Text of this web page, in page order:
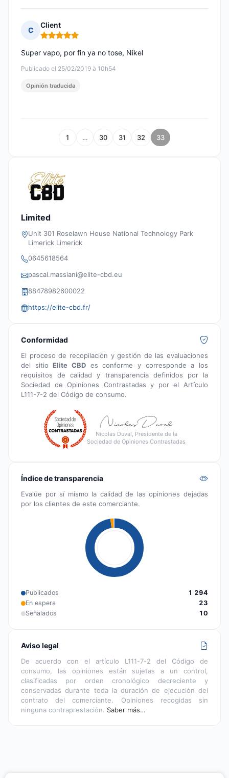
C
Client
Nota: 5 de 5
Publicado el 25/02/2019 à 10h54
Super vapo, por fin ya no tose, Nikel
Opinión traducida
1 … 30 31 32 33
Limited
Unit 301 Roselawn House National Technology Park
Limerick Limerick
0645618564
pascal.massiani@elite-cbd.eu
88478982600022
https://elite-cbd.fr/
Conformidad
El proceso de recopilación y gestión de las evaluaciones
del sitioElite CBD es conforme y corresponde a los
requisitos de calidad y transparencia definidos por la
Sociedad de Opiniones Contrastadas y por el Artículo
L111-7-2 del Código de consumo.
Nicolas Duval, Presidente de la
Sociedad de Opiniones Contrastadas
Índice de transparencia
Evalúe por sí mismo la calidad de las opiniones dejadas
por los clientes de este comerciante.
Publicados
1 294
En espera
23
Señalados
10
Aviso legal
De acuerdo con el artículo L111-7-2 del Código de
consumo, las opiniones están sujetas a un control,
clasificadas por orden cronológico decreciente y
conservadas durante toda la duración de ejecución del
contrato del comerciante. Opiniones recogidas sin
ninguna contraprestación. Saber más…